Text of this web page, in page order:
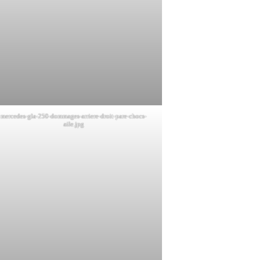
mercedes-gla-250-dommages-arriere-droit-pare-chocs-
aile.jpg